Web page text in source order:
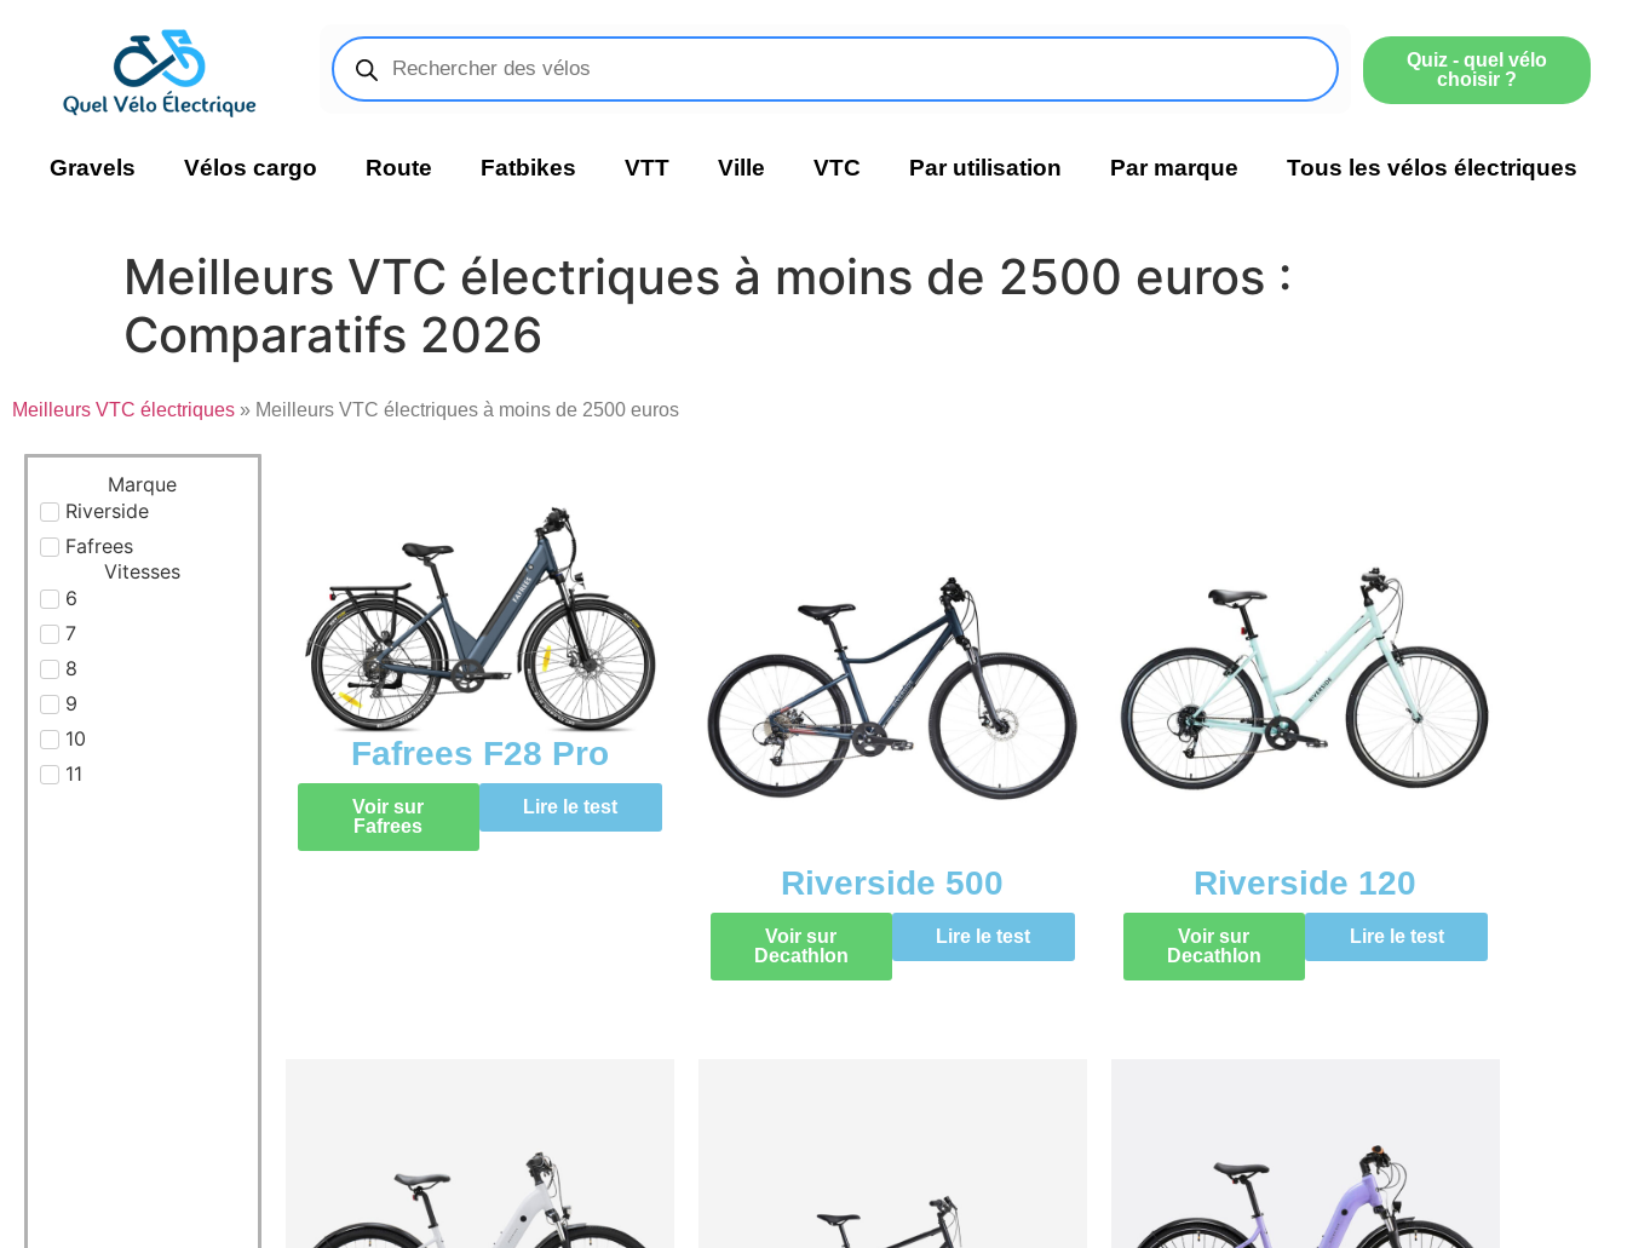
Quiz - quel vélo
choisir ?
Gravels Vélos cargo Route Fatbikes VTT Ville VTC Par utilisation Par marque Tous les vélos électriques
Meilleurs VTC électriques à moins de 2500 euros :
Comparatifs 2026
Meilleurs VTC électriques » Meilleurs VTC électriques à moins de 2500 euros
Marque
Riverside
Fafrees
Vitesses
6
7
8
9
10
11
Fafrees F28 Pro
Voir sur
Fafrees
Lire le test
Riverside 500
Voir sur
Decathlon
Lire le test
Riverside 120
Voir sur
Decathlon
Lire le test